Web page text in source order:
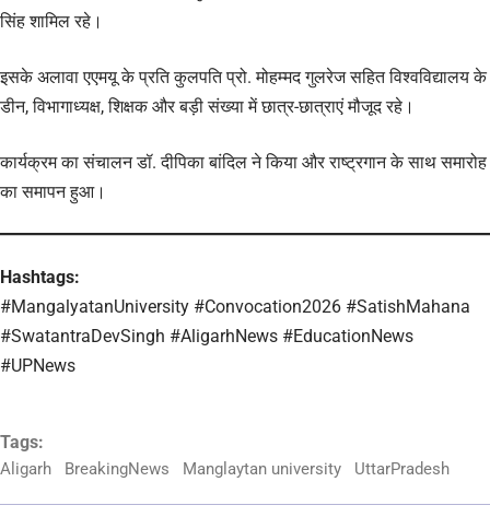
सिंह शामिल रहे।
इसके अलावा एएमयू के प्रति कुलपति प्रो. मोहम्मद गुलरेज सहित विश्वविद्यालय के
डीन, विभागाध्यक्ष, शिक्षक और बड़ी संख्या में छात्र-छात्राएं मौजूद रहे।
कार्यक्रम का संचालन डॉ. दीपिका बांदिल ने किया और राष्ट्रगान के साथ समारोह
का समापन हुआ।
Hashtags:
#MangalyatanUniversity #Convocation2026 #SatishMahana
#SwatantraDevSingh #AligarhNews #EducationNews
#UPNews
Tags:
Aligarh BreakingNews Manglaytan university UttarPradesh